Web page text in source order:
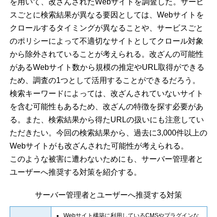
を用いて、改ざんされたWebサイトを調査した。サービ
スごとに検索結果が異なる要因としては、Webサイトを
クロールするタイミングが異なることや、サービスごと
のポリシーによって不適切なサイトとしてクロール対象
から除外されていることが考えられる。改ざんの可能性
があるWebサイト数から規模の推定やURL取得ができる
ため、調査の1つとして活用することができるだろう。
検索キーワードによっては、改ざんされていないサイト
を含む可能性もあるため、改ざんの特徴を探す必要があ
る。また、検索結果から得たURLの扱いにも注意してい
ただきたい。今回の検索結果から、過去に3,000件以上の
Webサイトがも改ざんされた可能性が考えられる。
このような被害に遭わないためにも、サーバー管理者と
ユーザーへ推奨する対策を紹介する。
サーバー管理者とユーザーへ推奨する対策
Webサイト構築に利用しているCMSやプラグインな